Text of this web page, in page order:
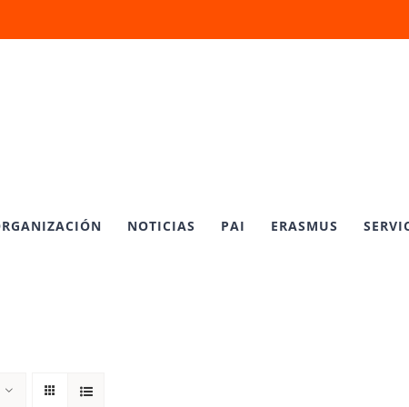
NOTICIAS PAI ERASMUS